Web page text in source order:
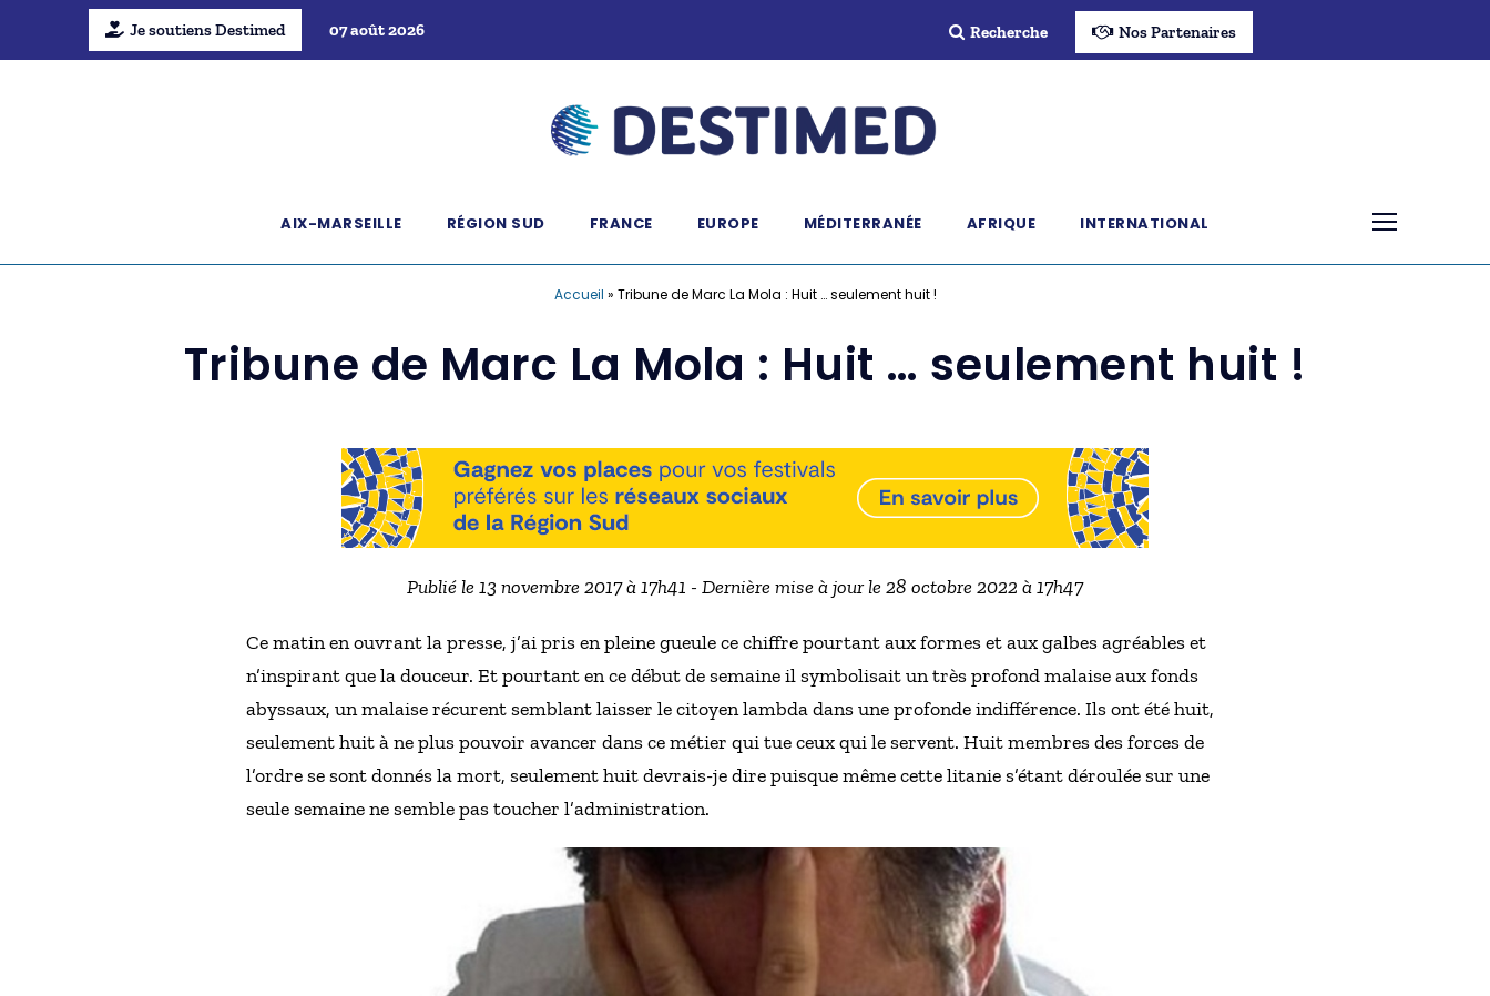
Je soutiens Destimed 07 août 2026 Recherche Nos Partenaires
AIX-MARSEILLE RÉGION SUD FRANCE EUROPE MÉDITERRANÉE AFRIQUE INTERNATIONAL
Accueil » Tribune de Marc La Mola : Huit … seulement huit !
Tribune de Marc La Mola : Huit … seulement huit !
Publié le 13 novembre 2017 à 17h41 - Dernière mise à jour le 28 octobre 2022 à 17h47
Ce matin en ouvrant la presse, j’ai pris en pleine gueule ce chiffre pourtant aux formes et aux galbes agréables et
n’inspirant que la douceur. Et pourtant en ce début de semaine il symbolisait un très profond malaise aux fonds
abyssaux, un malaise récurent semblant laisser le citoyen lambda dans une profonde indifférence. Ils ont été huit,
seulement huit à ne plus pouvoir avancer dans ce métier qui tue ceux qui le servent. Huit membres des forces de
l’ordre se sont donnés la mort, seulement huit devrais-je dire puisque même cette litanie s’étant déroulée sur une
seule semaine ne semble pas toucher l’administration.